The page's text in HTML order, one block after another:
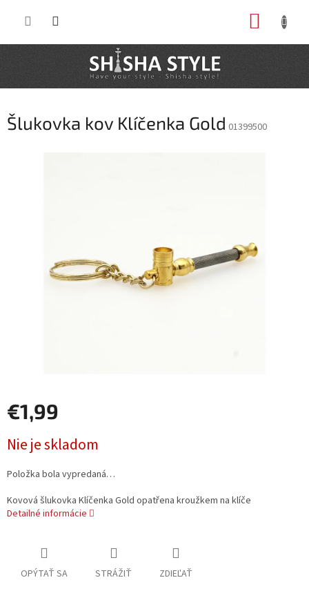
Šlukovka kov Klíčenka Gold 01399500
€1,99
cena:
Nie je skladom
Položka bola vypredaná…
Kovová šlukovka Klíčenka Gold opatřena kroužkem na klíče
Detailné informácie
OPÝTAŤ SA STRÁŽIŤ ZDIEĽAŤ